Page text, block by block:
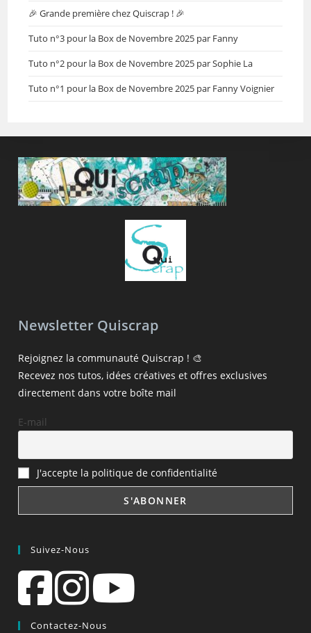
🎉 Grande première chez Quiscrap ! 🎉
Tuto n°3 pour la Box de Novembre 2025 par Fanny
Tuto n°2 pour la Box de Novembre 2025 par Sophie La
Tuto n°1 pour la Box de Novembre 2025 par Fanny Voignier
Newsletter Quiscrap
Rejoignez la communauté Quiscrap ! 🎨
Recevez nos tutos, idées créatives et offres exclusives
directement dans votre boîte mail
E-mail
J'accepte la politique de confidentialité
Suivez-Nous
Contactez-Nous